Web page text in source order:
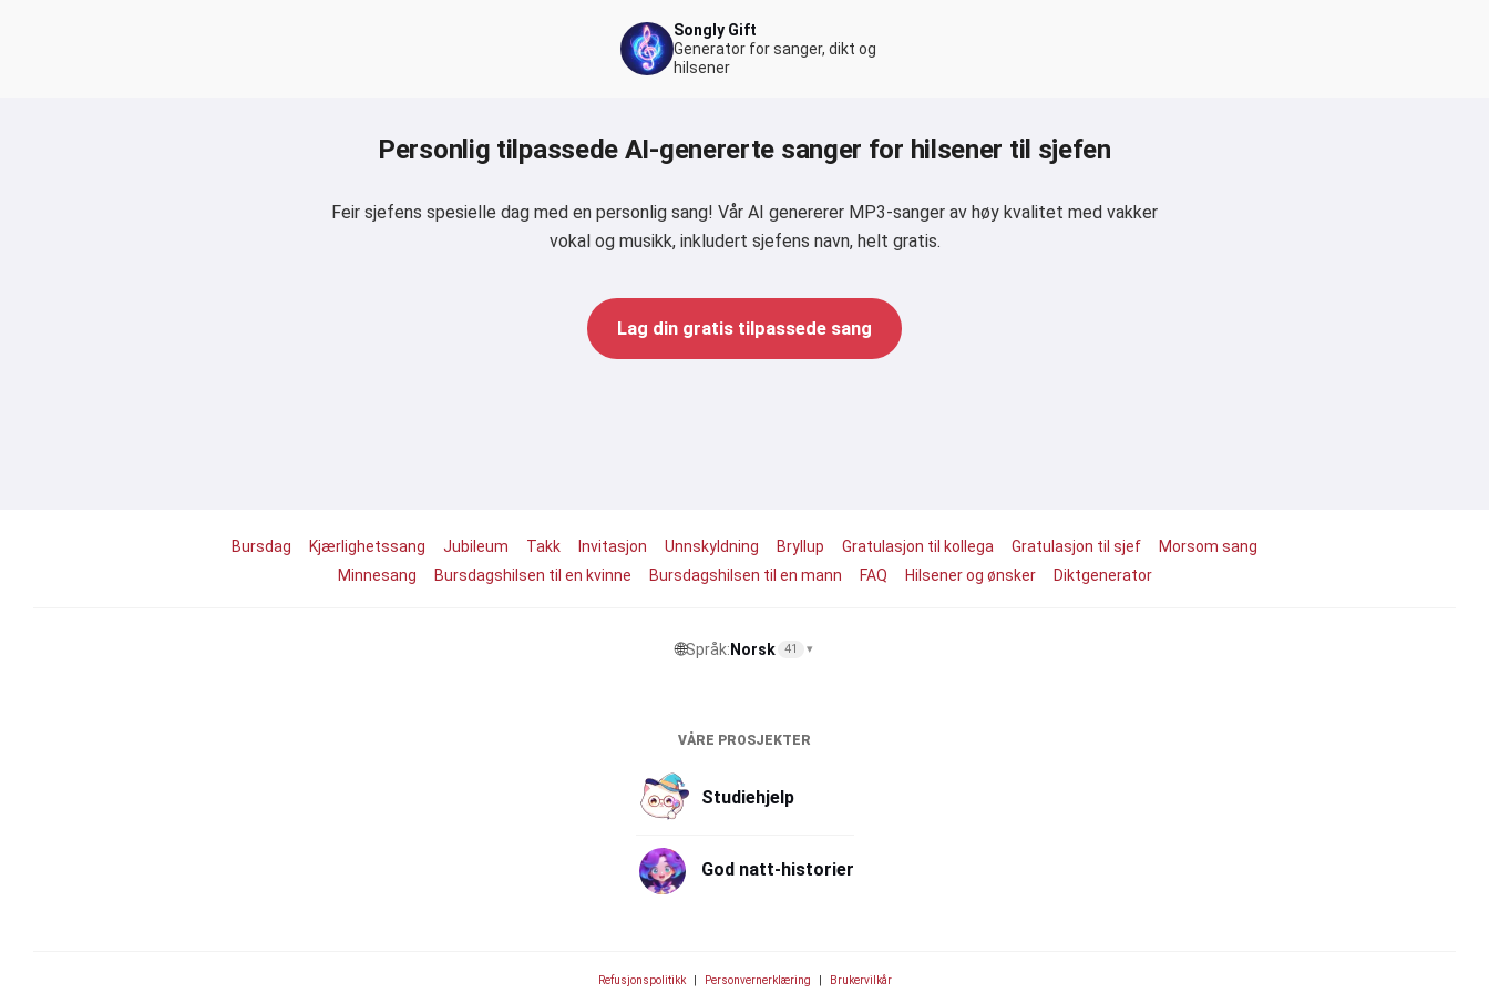
Songly Gift
Generator for sanger, dikt og
hilsener
Personlig tilpassede AI-genererte sanger for hilsener til sjefen
Feir sjefens spesielle dag med en personlig sang! Vår AI genererer MP3-sanger av høy kvalitet med vakker
vokal og musikk, inkludert sjefens navn, helt gratis.
Lag din gratis tilpassede sang
Bursdag Kjærlighetssang Jubileum Takk Invitasjon Unnskyldning Bryllup Gratulasjon til kollega Gratulasjon til sjef
Morsom sang
Minnesang
Bursdagshilsen til en kvinne Bursdagshilsen til en mann FAQ Hilsener og ønsker Diktgenerator
🌐Språk: Norsk 41 ▾
VÅRE PROSJEKTER
Studiehjelp
God natt-historier
Refusjonspolitikk Personvernerklæring Brukervilkår